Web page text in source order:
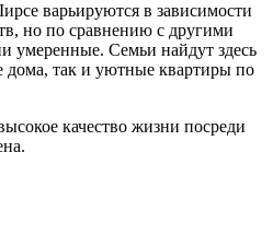
варьируются в зависимости
но по сравнению с другими
умеренные. Семьи найдут здесь
дома, так и уютные квартиры по
качество жизни посреди